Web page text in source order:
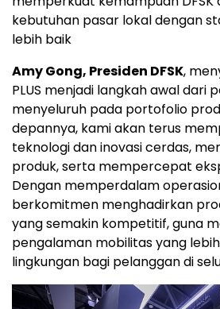
kebutuhan pasar lokal dengan
lebih baik
Amy Gong, Presiden DFSK,
PLUS menjadi langkah awal dari
menyeluruh pada portofolio
depannya, kami akan terus
teknologi dan inovasi cerdas,
produk, serta mempercepat
Dengan memperdalam
berkomitmen menghadirkan
yang semakin kompetitif, guna
pengalaman mobilitas yang
lingkungan bagi pelanggan di